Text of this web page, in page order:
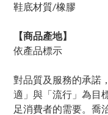
鞋底材質/橡膠
【商品產地】
依產品標示
對品質及服務的承諾
適」與「流行」為目
足消費者的需要。喬